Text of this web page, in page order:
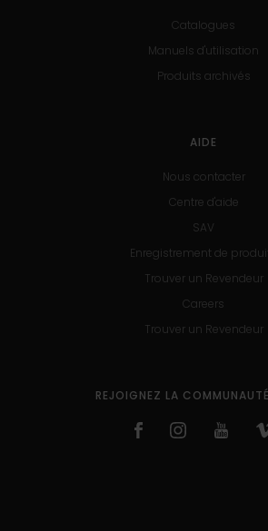
Catalogues
Manuels d'utilisation
Produits archivés
AIDE
Nous contacter
Centre d'aide
SAV
Enregistrement de
Trouver un Revendeur
Careers
Trouver un Revendeur
REJOIGNEZ LA